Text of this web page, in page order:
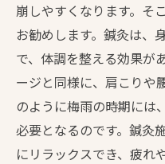
崩しやすくなります。そ
お勧めします。鍼灸は、
で、体調を整える効果が
ージと同様に、肩こりや
のように梅雨の時期には
必要となるのです。鍼灸
にリラックスでき、疲れ